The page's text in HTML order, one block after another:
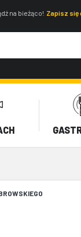
na bieżąco! Zapisz się